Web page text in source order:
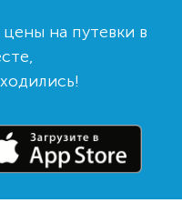
на путевки в